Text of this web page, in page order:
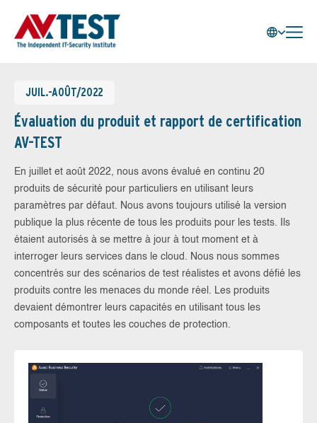
JUIL.-AOÛT/2022
Évaluation du produit et rapport de certification
AV-TEST
En juillet et août 2022, nous avons évalué en continu 20
produits de sécurité pour particuliers en utilisant leurs
paramètres par défaut. Nous avons toujours utilisé la version
publique la plus récente de tous les produits pour les tests. Ils
étaient autorisés à se mettre à jour à tout moment et à
interroger leurs services dans le cloud. Nous nous sommes
concentrés sur des scénarios de test réalistes et avons défié les
produits contre les menaces du monde réel. Les produits
devaient démontrer leurs capacités en utilisant tous les
composants et toutes les couches de protection.